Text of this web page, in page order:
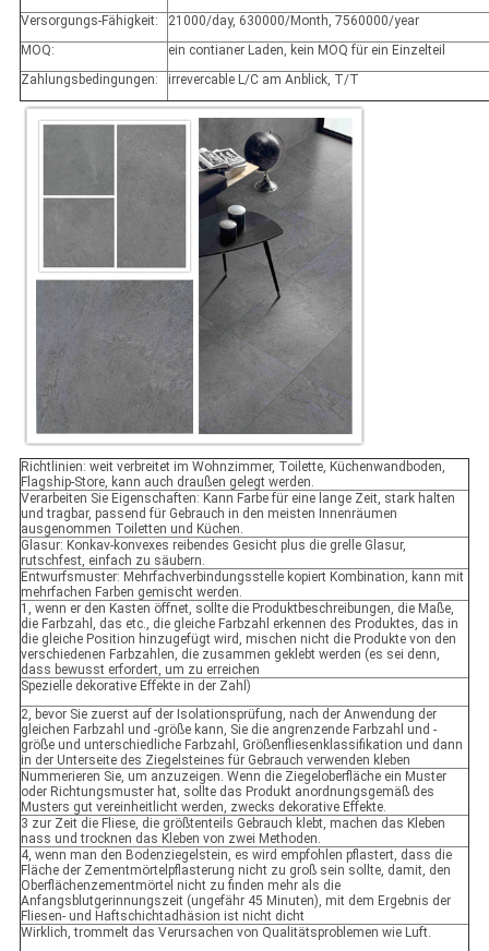
Versorgungs-Fähigkeit:
21000/day, 630000/Month, 7560000/year
MOQ:
ein contianer Laden, kein MOQ für ein Einzelteil
Zahlungsbedingungen:
irrevercable L/C am Anblick, T/T
Richtlinien: weit verbreitet im Wohnzimmer, Toilette, Küchenwandboden,
Flagship-Store, kann auch draußen gelegt werden.
Verarbeiten Sie Eigenschaften: Kann Farbe für eine lange Zeit, stark halten
und tragbar, passend für Gebrauch in den meisten Innenräumen
ausgenommen Toiletten und Küchen.
Glasur: Konkav-konvexes reibendes Gesicht plus die grelle Glasur,
rutschfest, einfach zu säubern.
Entwurfsmuster: Mehrfachverbindungsstelle kopiert Kombination, kann mit
mehrfachen Farben gemischt werden.
1, wenn er den Kasten öffnet, sollte die Produktbeschreibungen, die Maße,
die Farbzahl, das etc., die gleiche Farbzahl erkennen des Produktes, das in
die gleiche Position hinzugefügt wird, mischen nicht die Produkte von den
verschiedenen Farbzahlen, die zusammen geklebt werden (es sei denn,
dass bewusst erfordert, um zu erreichen
Spezielle dekorative Effekte in der Zahl)
2, bevor Sie zuerst auf der Isolationsprüfung, nach der Anwendung der
gleichen Farbzahl und -größe kann, Sie die angrenzende Farbzahl und -
größe und unterschiedliche Farbzahl, Größenfliesenklassifikation und dann
in der Unterseite des Ziegelsteines für Gebrauch verwenden kleben
Nummerieren Sie, um anzuzeigen. Wenn die Ziegeloberfläche ein Muster
oder Richtungsmuster hat, sollte das Produkt anordnungsgemäß des
Musters gut vereinheitlicht werden, zwecks dekorative Effekte.
3 zur Zeit die Fliese, die größtenteils Gebrauch klebt, machen das Kleben
nass und trocknen das Kleben von zwei Methoden.
4, wenn man den Bodenziegelstein, es wird empfohlen pflastert, dass die
Fläche der Zementmörtelpflasterung nicht zu groß sein sollte, damit, den
Oberflächenzementmörtel nicht zu finden mehr als die
Anfangsblutgerinnungszeit (ungefähr 45 Minuten), mit dem Ergebnis der
Fliesen- und Haftschichtadhäsion ist nicht dicht
Wirklich, trommelt das Verursachen von Qualitätsproblemen wie Luft.